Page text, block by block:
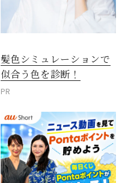
髪色シミュレーションで
似合う色を診断！
PR